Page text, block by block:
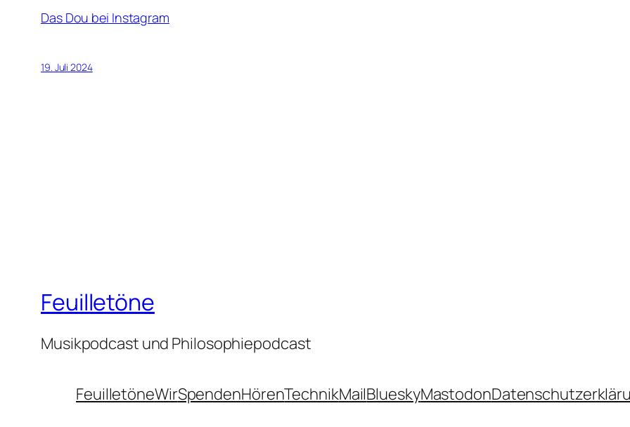
Das Dou bei Instagram
19. Juli 2024
Feuilletöne
Musikpodcast und Philosophiepodcast
FeuilletöneWirSpendenHörenTechnikMailBlueskyMastodon